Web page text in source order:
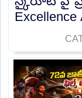
Excellence